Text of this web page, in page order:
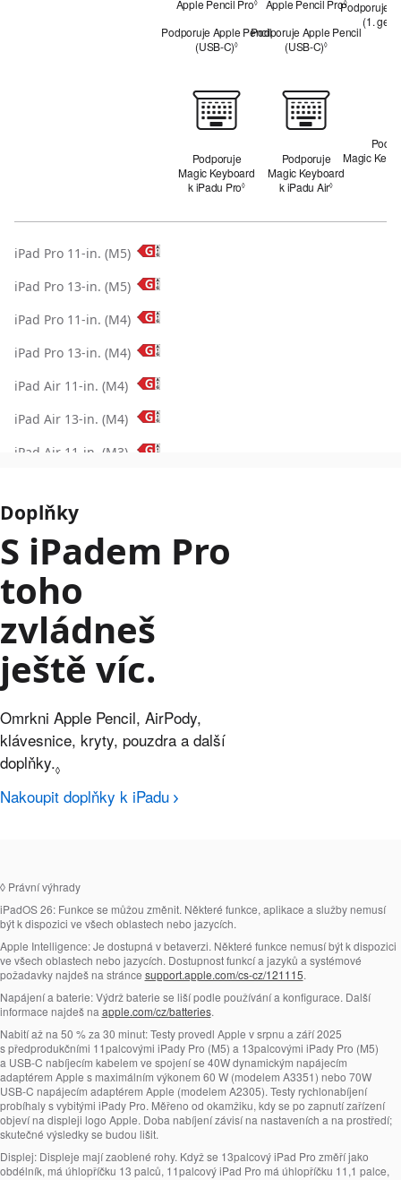
Doplňky
S iPadem Pro
toho
zvládneš
ještě víc.
Omrkni Apple Pencil, AirPody,
klávesnice, kryty, pouzdra a další
doplňky.◊
Nakoupit doplňky k iPadu
◊ Právní výhrady
iPadOS 26:Funkce se můžou změnit. Některé funkce, aplikace a služby nemusí
být k dispozici ve všech oblastech nebo jazycích.
Apple Intelligence:Je dostupná v betaverzi. Některé funkce nemusí být k dispozici
ve všech oblastech nebo jazycích. Dostupnost funkcí a jazyků a systémové
požadavky najdeš na stránce support.apple.com/cs-cz/121115.
Napájení a baterie:Výdrž baterie se liší podle používání a konfigurace. Další
informace najdeš na apple.com/cz/batteries.
Nabití až na 50 % za 30 minut:Testy provedl Apple v srpnu a září 2025
s předprodukčními 11palcovými iPady Pro (M5) a 13palcovými iPady Pro (M5)
a USB‑C nabíjecím kabelem ve spojení se 40W dynamickým napájecím
adaptérem Apple s maximálním výkonem 60 W (modelem A3351) nebo 70W
USB‑C napájecím adaptérem Apple (modelem A2305). Testy rychlonabíjení
probíhaly s vybitými iPady Pro. Měřeno od okamžiku, kdy se po zapnutí zařízení
objeví na displeji logo Apple. Doba nabíjení závisí na nastaveních a na prostředí;
skutečné výsledky se budou lišit.
Displej:Displeje mají zaoblené rohy. Když se 13palcový iPad Pro změří jako
obdélník, má úhlopříčku 13 palců, 11palcový iPad Pro má úhlopříčku 11,1 palce,